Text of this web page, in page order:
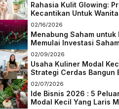
Rahasia Kulit Glowing:
Kecantikan Untuk
Keatas
02/16/2026
Menabung Saham untuk
Memulai Investasi
Pemula
02/09/2026
Usaha Kuliner Modal
Strategi Cerdas Bangun
di Tengah Persaingan
02/07/2026
Ide Bisnis 2026 : 5
Modal Kecil Yang Laris